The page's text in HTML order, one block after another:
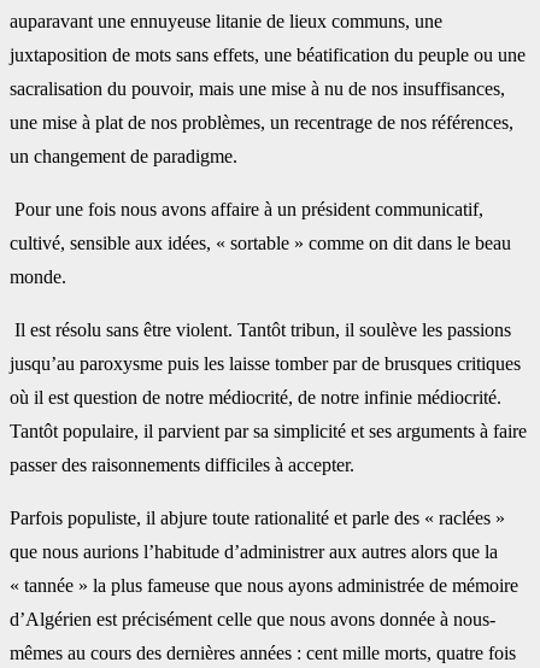
auparavant une ennuyeuse litanie de lieux communs, une
juxtaposition de mots sans effets, une béatification du peuple ou une
sacralisation du pouvoir, mais une mise à nu de nos insuffisances,
une mise à plat de nos problèmes, un recentrage de nos références,
un changement de paradigme.
Pour une fois nous avons affaire à un président communicatif,
cultivé, sensible aux idées, « sortable » comme on dit dans le beau
monde.
Il est résolu sans être violent. Tantôt tribun, il soulève les passions
jusqu’au paroxysme puis les laisse tomber par de brusques critiques
où il est question de notre médiocrité, de notre infinie médiocrité.
Tantôt populaire, il parvient par sa simplicité et ses arguments à faire
passer des raisonnements difficiles à accepter.
Parfois populiste, il abjure toute rationalité et parle des « raclées »
que nous aurions l’habitude d’administrer aux autres alors que la
« tannée » la plus fameuse que nous ayons administrée de mémoire
d’Algérien est précisément celle que nous avons donnée à nous-
mêmes au cours des dernières années : cent mille morts, quatre fois